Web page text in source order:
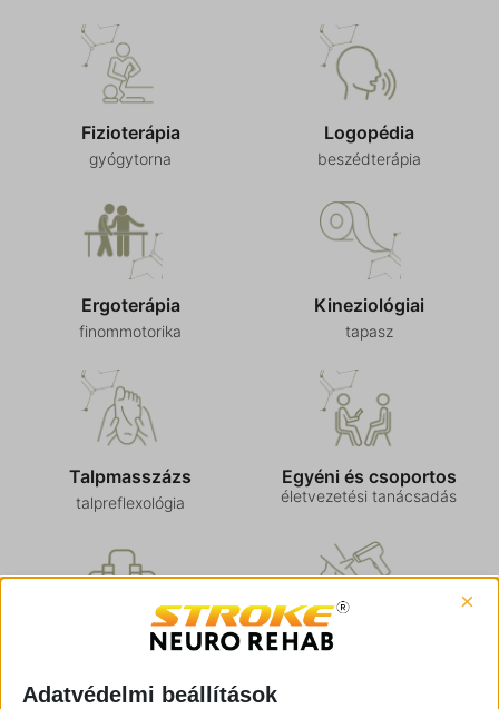
Fizioterápia
gyógytorna
Logopédia
beszédterápia
Ergoterápia
finommotorika
Kineziológiai
tapasz
Talpmasszázs
talpreflexológia
Egyéni és csoportos
életvezetési tanácsadás
Bemer terápia Safe Laser
Adatvédelmi beállítások
×